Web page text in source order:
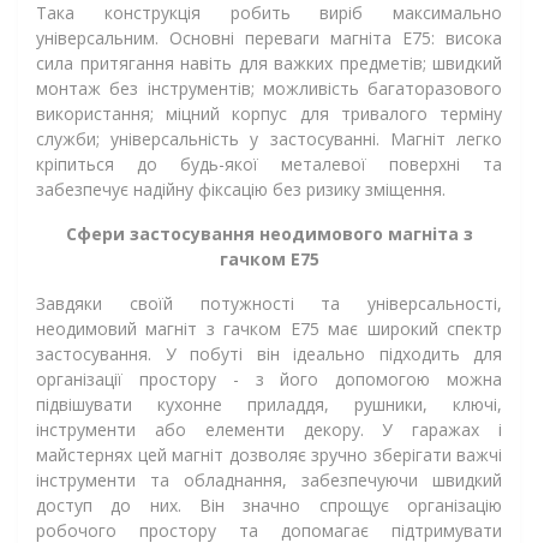
Така конструкція робить виріб максимально
універсальним. Основні переваги магніта Е75: висока
сила притягання навіть для важких предметів; швидкий
монтаж без інструментів; можливість багаторазового
використання; міцний корпус для тривалого терміну
служби; універсальність у застосуванні. Магніт легко
кріпиться до будь-якої металевої поверхні та
забезпечує надійну фіксацію без ризику зміщення.
Сфери застосування неодимового магніта з
гачком Е75
Завдяки своїй потужності та універсальності,
неодимовий магніт з гачком Е75 має широкий спектр
застосування. У побуті він ідеально підходить для
організації простору - з його допомогою можна
підвішувати кухонне приладдя, рушники, ключі,
інструменти або елементи декору. У гаражах і
майстернях цей магніт дозволяє зручно зберігати важчі
інструменти та обладнання, забезпечуючи швидкий
доступ до них. Він значно спрощує організацію
робочого простору та допомагає підтримувати